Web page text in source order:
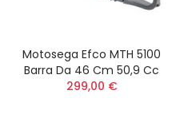
Motosega Efco MTH 5100
Barra Da 46 Cm 50,9 Cc
299,00 €